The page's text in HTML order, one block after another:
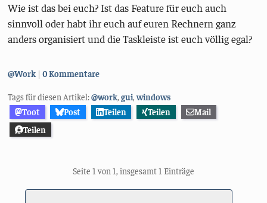
Wie ist das bei euch? Ist das Feature für euch auch
sinnvoll oder habt ihr euch auf euren Rechnern ganz
anders organisiert und die Taskleiste ist euch völlig egal?
Kategorien:
@Work 0 Kommentare
Tags für diesen Artikel:@work,gui,windows
Toot
Post Teilen Teilen
Mail
Teilen
Seite 1 von 1, insgesamt 1 Einträge